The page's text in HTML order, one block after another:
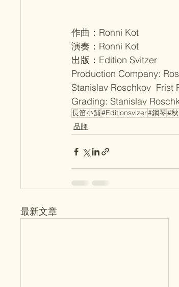
作曲：Ronni Kot
演奏：Ronni Kot
出版：Edition Svitzer
Production Company:
Stanislav Roschkov  Frist
Grading: Stanislav
長笛小舖#Editionsvizer#鋼琴#
品牌
最新文章